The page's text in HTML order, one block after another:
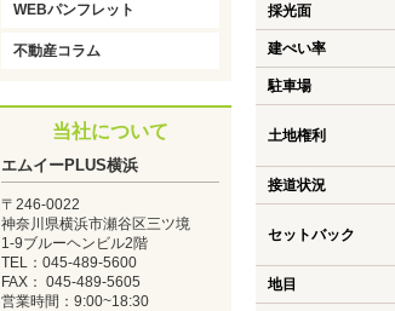
採光面
建ぺい率
駐車場
土地権利
接道状況
セットバック
地目
WEBパンフレット
不動産コラム
当社について
エムイーPLUS横浜
〒246-0022
神奈川県横浜市瀬谷区三ツ境
1-9ブルーヘンビル2階
TEL：045-489-5600
FAX： 045-489-5605
営業時間：9:00~18:30